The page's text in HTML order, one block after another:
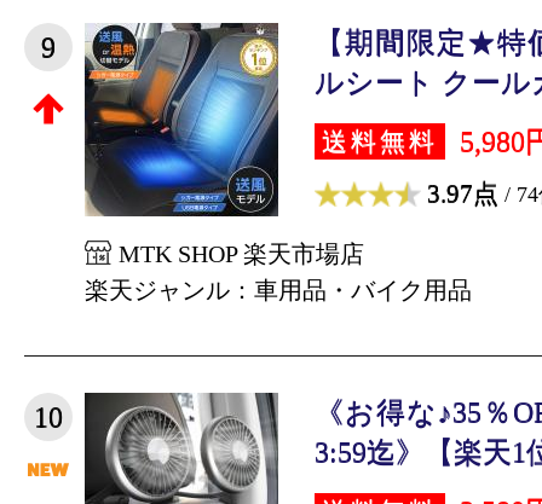
9
【期間限定★特
ルシート クール
送料無料 5,980
3.97点 /
MTK SHOP 楽天市場店
楽天ジャンル：車用品・バイク用品
10
《お得な♪35％
3:59迄》【楽天1